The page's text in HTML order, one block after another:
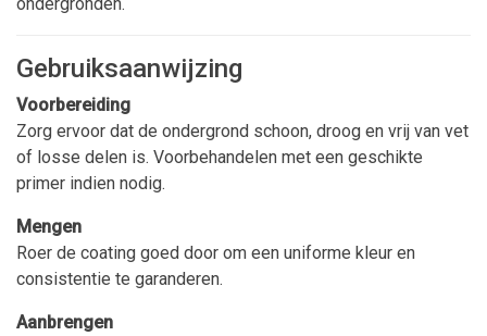
Gebruiksaanwijzing
Voorbereiding
Zorg ervoor dat de ondergrond schoon, droog en vrij van vet
of losse delen is. Voorbehandelen met een geschikte
primer indien nodig.
Mengen
Roer de coating goed door om een uniforme kleur en
consistentie te garanderen.
Aanbrengen